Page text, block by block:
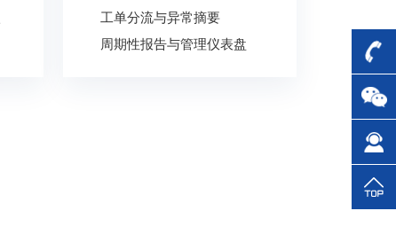
工单分流与异常摘要
周期性报告与管理仪表盘